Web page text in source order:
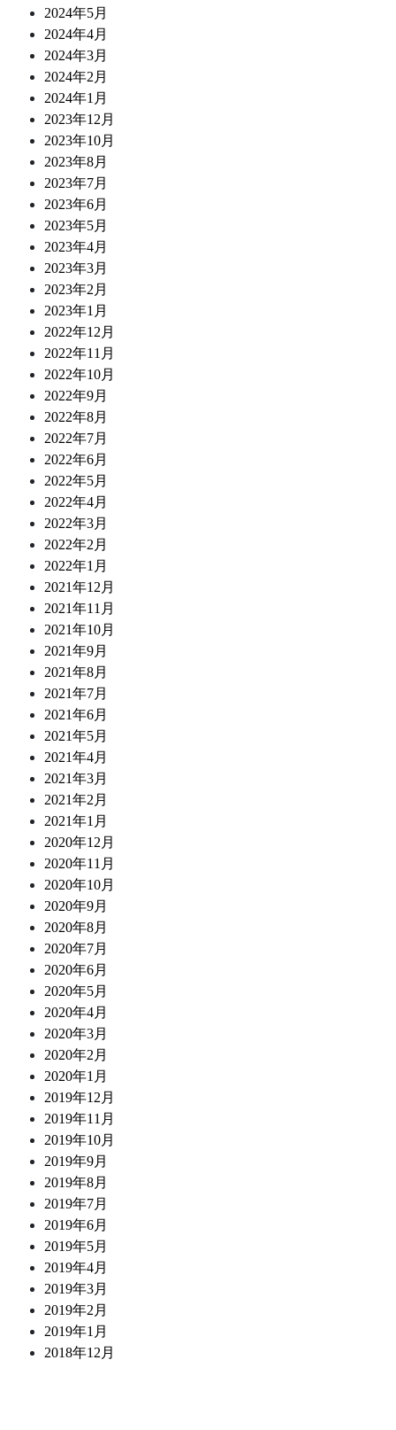
2024年5月
2024年4月
2024年3月
2024年2月
2024年1月
2023年12月
2023年10月
2023年8月
2023年7月
2023年6月
2023年5月
2023年4月
2023年3月
2023年2月
2023年1月
2022年12月
2022年11月
2022年10月
2022年9月
2022年8月
2022年7月
2022年6月
2022年5月
2022年4月
2022年3月
2022年2月
2022年1月
2021年12月
2021年11月
2021年10月
2021年9月
2021年8月
2021年7月
2021年6月
2021年5月
2021年4月
2021年3月
2021年2月
2021年1月
2020年12月
2020年11月
2020年10月
2020年9月
2020年8月
2020年7月
2020年6月
2020年5月
2020年4月
2020年3月
2020年2月
2020年1月
2019年12月
2019年11月
2019年10月
2019年9月
2019年8月
2019年7月
2019年6月
2019年5月
2019年4月
2019年3月
2019年2月
2019年1月
2018年12月